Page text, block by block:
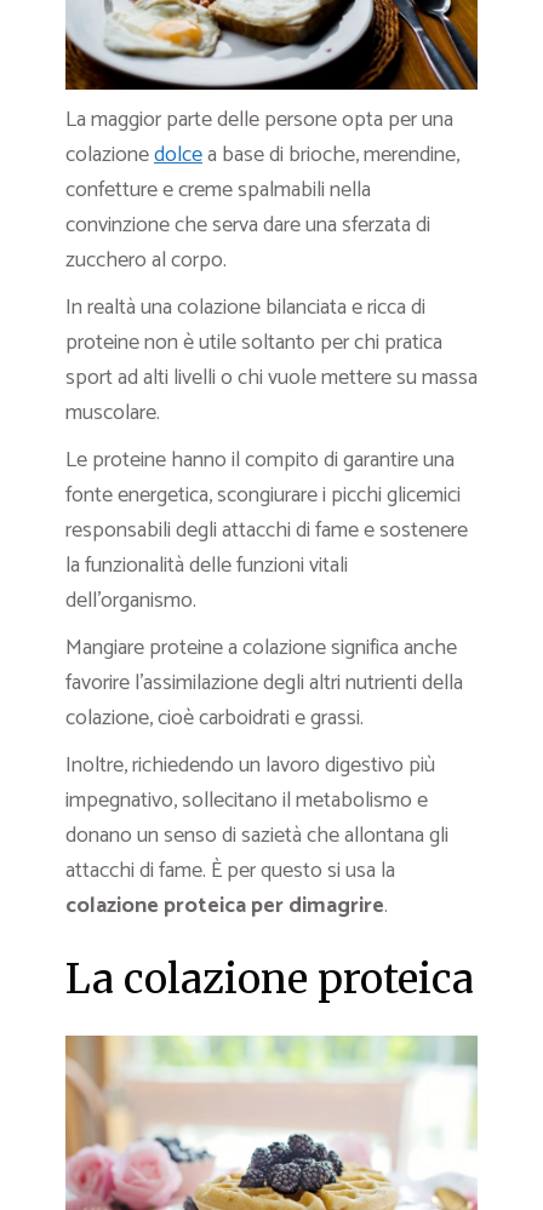
La maggior parte delle persone opta per una
colazionedolcea base di brioche, merendine,
confetture e creme spalmabili nella
convinzione che serva dare una sferzata di
zucchero al corpo.
In realtà una colazione bilanciata e ricca di
proteine non è utile soltanto per chi pratica
sport ad alti livelli o chi vuole mettere su massa
muscolare.
Le proteine hanno il compito di garantire una
fonte energetica, scongiurare i picchi glicemici
responsabili degli attacchi di fame e sostenere
la funzionalità delle funzioni vitali
dell’organismo.
Mangiare proteine a colazione significa anche
favorire l’assimilazione degli altri nutrienti della
colazione, cioè carboidrati e grassi.
Inoltre, richiedendo un lavoro digestivo più
impegnativo, sollecitano il metabolismo e
donano un senso di sazietà che allontana gli
attacchi di fame. È per questo si usa la
colazione proteica per dimagrire.
La colazione proteica